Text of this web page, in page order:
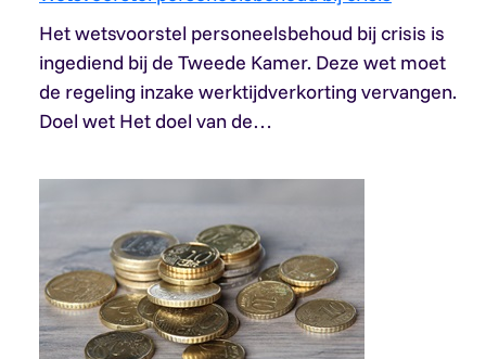
Het wetsvoorstel personeelsbehoud bij crisis is
ingediend bij de Tweede Kamer. Deze wet moet
de regeling inzake werktijdverkorting vervangen.
Doel wet Het doel van de…